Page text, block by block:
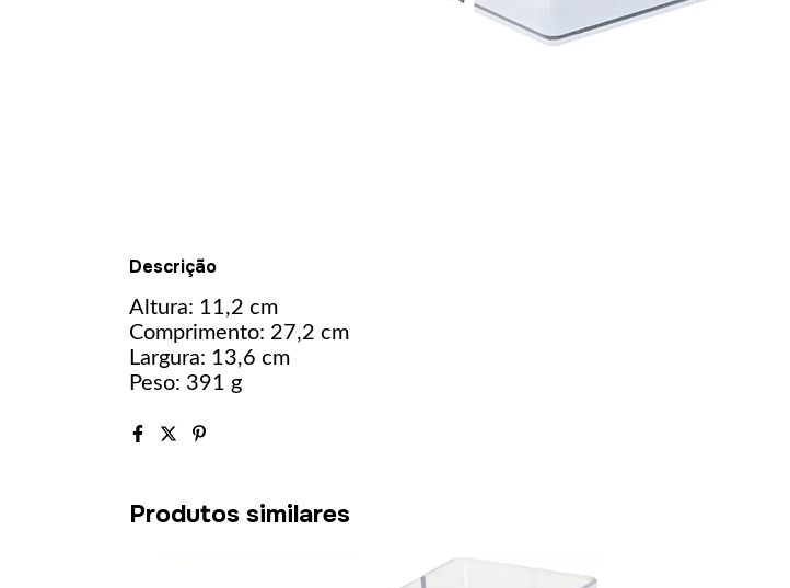
Descrição
Altura: 11,2 cm
Comprimento: 27,2 cm
Largura: 13,6 cm
Peso: 391 g
Produtos similares